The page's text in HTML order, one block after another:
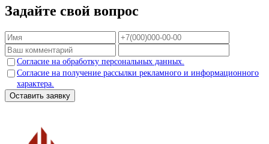
Задайте свой вопрос
Согласие на обработку персональных данных.
Согласие на получение рассылки рекламного и информационного
характера.
Оставить заявку